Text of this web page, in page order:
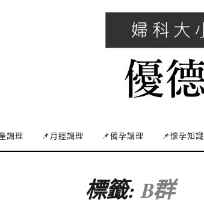
調理 📌月經調理 📌備孕調理 📌懷孕知識
標籤:B群